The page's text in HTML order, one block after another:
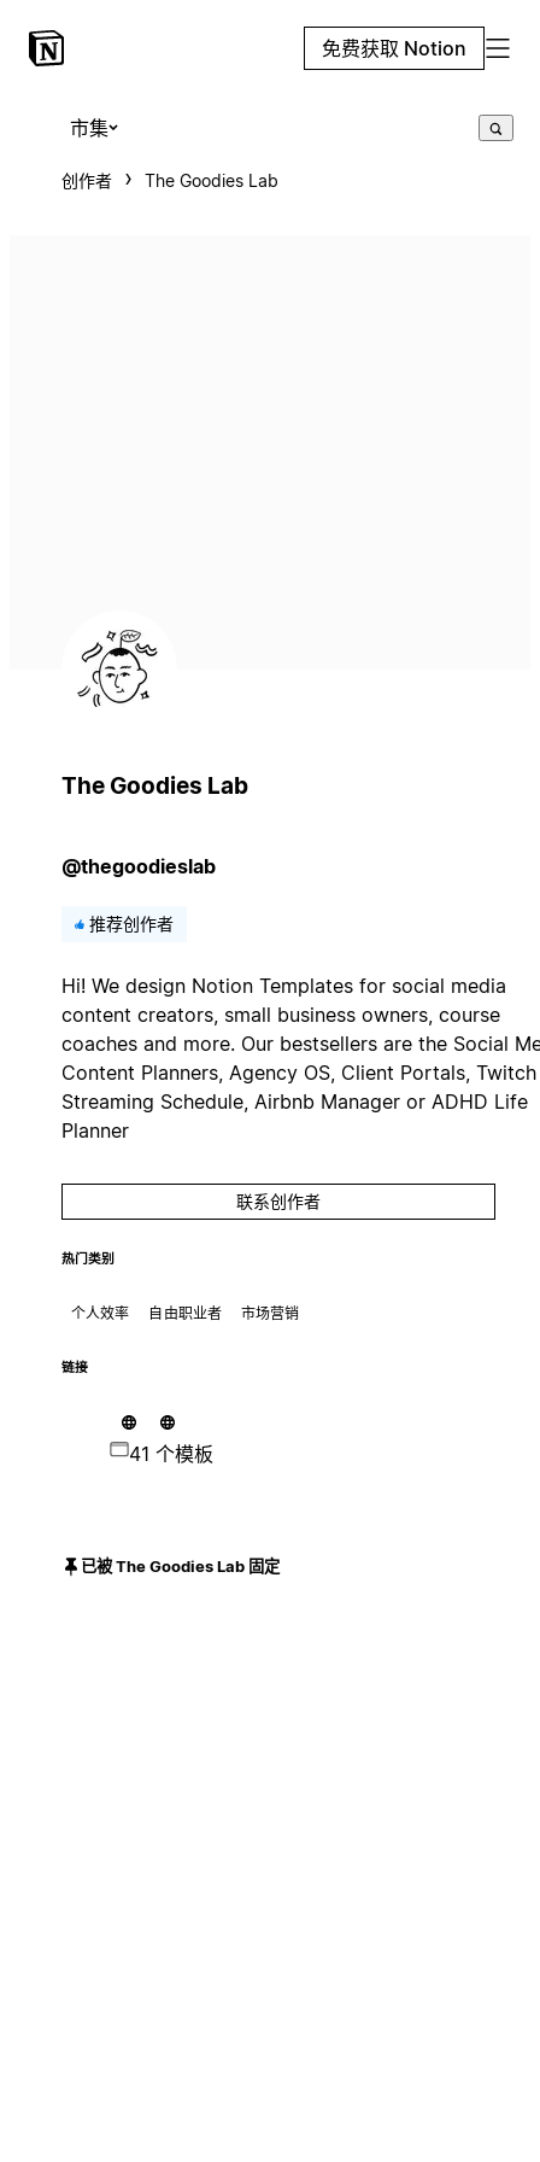
免费获取 Notion
市集
创作者 The Goodies Lab
The Goodies Lab
@thegoodieslab
推荐创作者
Hi! We design Notion Templates for social media
content creators, small business owners, course
coaches and more. Our bestsellers are the Social
Content Planners, Agency OS, Client Portals, Twitch
Streaming Schedule, Airbnb Manager or ADHD Life
Planner
联系创作者
热门类别
个人效率 自由职业者 市场营销
链接
41 个模板
已被 The Goodies Lab 固定